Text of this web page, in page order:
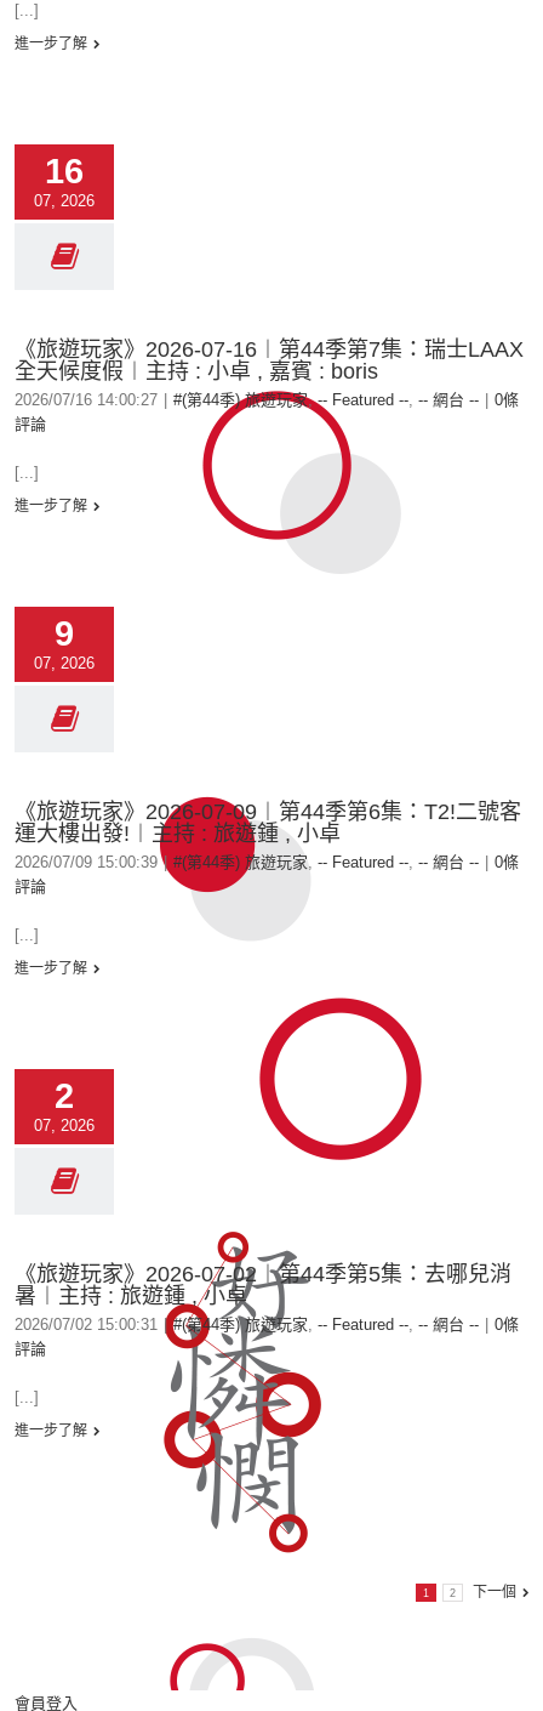
[...]
進一步了解
16
07, 2026
《旅遊玩家》2026-07-16︱第44季第7集：瑞士LAAX
全天候度假︱主持 : 小卓 , 嘉賓 : boris
2026/07/16 14:00:27 #(第44季) 旅遊玩家,-- Featured --, -- 網台 --
0條
評論
[...]
進一步了解
9
07, 2026
《旅遊玩家》2026-07-09︱第44季第6集：T2!二號客
運大樓出發!︱主持 : 旅遊鍾 , 小卓
2026/07/09 15:00:39 | #(第44季) 旅遊玩家, -- Featured --, -- 網台 --
0條
評論
[...]
進一步了解
2
07, 2026
《旅遊玩家》2026-07-02︱第44季第5集：去哪兒消
暑︱主持 : 旅遊鍾 , 小卓
2026/07/02 15:00:31 | #(第44季) 旅遊玩家, -- Featured --, -- 網台 --
0條
評論
[...]
進一步了解
1 2 下一個
會員登入